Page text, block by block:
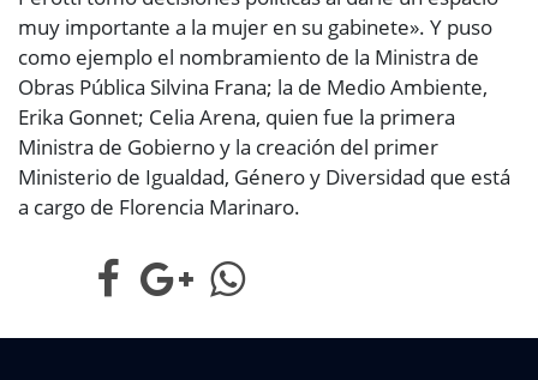
muy importante a la mujer en su gabinete». Y puso
como ejemplo el nombramiento de la Ministra de
Obras Pública Silvina Frana; la de Medio Ambiente,
Erika Gonnet; Celia Arena, quien fue la primera
Ministra de Gobierno y la creación del primer
Ministerio de Igualdad, Género y Diversidad que está
a cargo de Florencia Marinaro.